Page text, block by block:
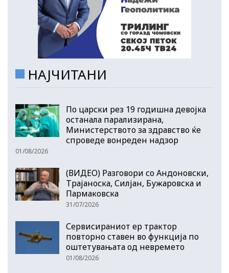
НАЈЧИТАНИ
По царски рез 19 годишна девојка
останала парализирана,
Министерството за здравство ќе
спроведе вонреден надзор
01/08/2026
(ВИДЕО) Разговори со Андоновски,
Трајаноска, Силјан, Бужаровска и
Пармаковска
31/07/2026
Сервисираниот ер трактор
повторно ставен во функција по
оштетувањата од невремето
01/08/2026